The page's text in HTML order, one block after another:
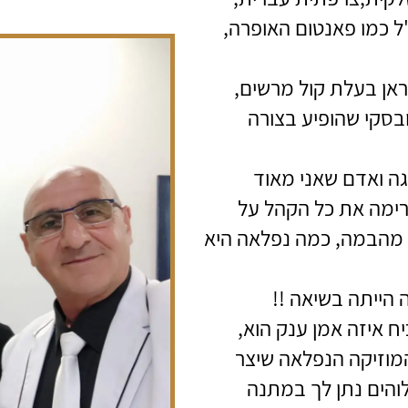
כמו פאנטום האופרה,
בעלת קול מרשים,
שהופיע בצורה
ואדם שאני מאוד
את כל הקהל על
מהבמה, כמה נפלאה היא
הייתה בשיאה !!
איתן מסורי שגם בגיל לאחר 70, הוכיח איזה אמן ענק הוא,
הנפלאה שיצר
נתן לך במתנה